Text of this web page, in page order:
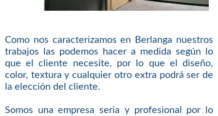
Como nos caracterizamos en Berlanga nuestros
trabajos las podemos hacer a medida según lo
que el cliente necesite, por lo que el diseño,
color, textura y cualquier otro extra podrá ser de
la elección del cliente.
Somos una empresa seria y profesional por lo